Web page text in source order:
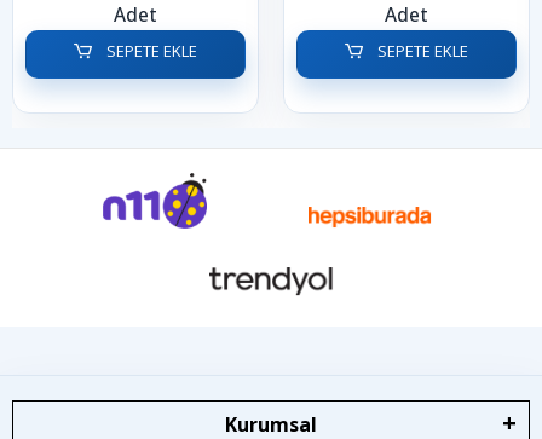
Adet
SEPETE EKLE
Adet
SEPETE EKLE
Kurumsal